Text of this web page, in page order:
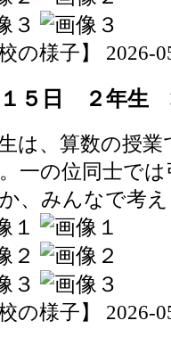
校の様子】 2026-
１５日 ２年生
は、算数の授
一の位同士で
、みんなで考
校の様子】 2026-